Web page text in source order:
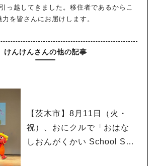
っ越してきました。移住者であるからこ
を皆さんにお届けします。
けんけんさんの他の記事
【茨木市】8月11日（火・
祝）、おにクルで「おはな
しおんがくかい School Son